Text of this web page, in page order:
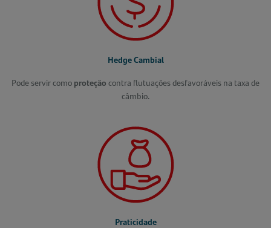
Hedge Cambial
Pode servir como proteção contra flutuações desfavoráveis na taxa de
câmbio.
Praticidade